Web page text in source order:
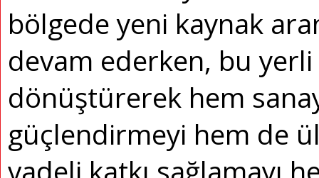
bölgede yeni kaynak
devam ederken, bu
dönüştürerek hem
güçlendirmeyi hem de